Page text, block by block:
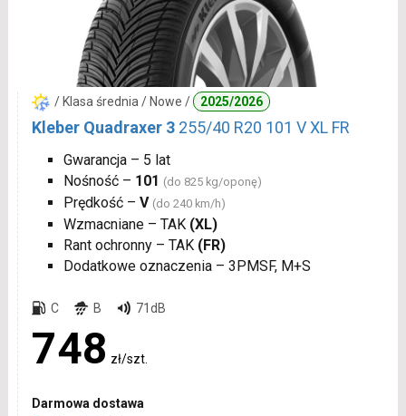
/ Klasa średnia / Nowe / 2025/2026
Kleber Quadraxer 3 255/40 R20 101 V XL FR
Gwarancja – 5 lat
Nośność – 101 (do 825 kg/oponę)
Prędkość – V (do 240 km/h)
Wzmacniane – TAK (XL)
Rant ochronny – TAK (FR)
Dodatkowe oznaczenia – 3PMSF, M+S
C B 71dB
748 zł/szt.
Darmowa dostawa